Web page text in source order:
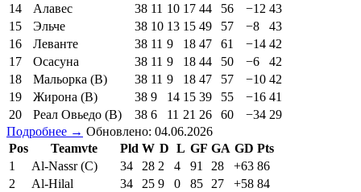
14
Алавес 38 11 10 17 44 56 −12 43
15
Эльче 38 10 13 15 49 57 −8
43
16
Леванте 38 11 9 18 47 61 −14 42
17
Осасуна 38 11 9 18 44 50 −6
42
18
Мальорка (В) 38 11 9 18 47 57 −10 42
19
Жирона (В) 38 9 14 15 39 55 −16 41
20
Реал Овьедо (В) 38 6 11 21 26 60 −34 29
Подробнее → Обновлено: 04.06.2026
Pos
Teamvte Pld W D L GF GA GD Pts
1
Al-Nassr (C) 34 28 2 4 91 28 +63 86
2
Al-Hilal 34 25 9 0 85 27 +58 84